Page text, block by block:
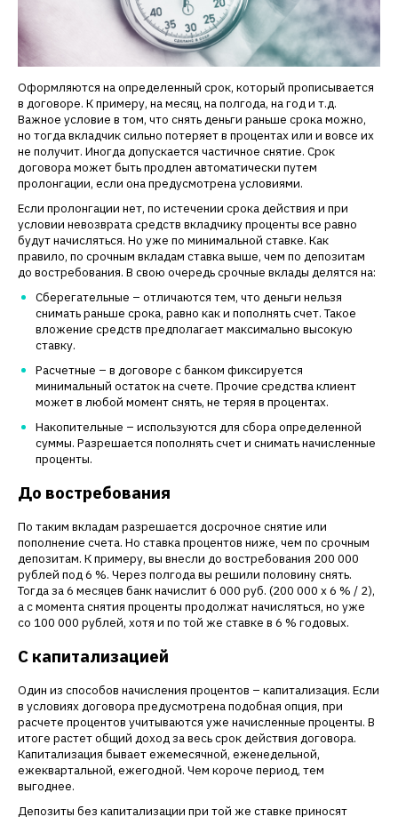
Оформляются на определенный срок, который прописывается
в договоре. К примеру, на месяц, на полгода, на год и т.д.
Важное условие в том, что снять деньги раньше срока можно,
но тогда вкладчик сильно потеряет в процентах или и вовсе их
не получит. Иногда допускается частичное снятие. Срок
договора может быть продлен автоматически путем
пролонгации, если она предусмотрена условиями.
Если пролонгации нет, по истечении срока действия и при
условии невозврата средств вкладчику проценты все равно
будут начисляться. Но уже по минимальной ставке. Как
правило, по срочным вкладам ставка выше, чем по депозитам
до востребования. В свою очередь срочные вклады делятся на:
Сберегательные – отличаются тем, что деньги нельзя
снимать раньше срока, равно как и пополнять счет. Такое
вложение средств предполагает максимально высокую
ставку.
Расчетные – в договоре с банком фиксируется
минимальный остаток на счете. Прочие средства клиент
может в любой момент снять, не теряя в процентах.
Накопительные – используются для сбора определенной
суммы. Разрешается пополнять счет и снимать начисленные
проценты.
До востребования
По таким вкладам разрешается досрочное снятие или
пополнение счета. Но ставка процентов ниже, чем по срочным
депозитам. К примеру, вы внесли до востребования 200 000
рублей под 6 %. Через полгода вы решили половину снять.
Тогда за 6 месяцев банк начислит 6 000 руб. (200 000 х 6 % / 2),
а с момента снятия проценты продолжат начисляться, но уже
со 100 000 рублей, хотя и по той же ставке в 6 % годовых.
С капитализацией
Один из способов начисления процентов – капитализация. Если
в условиях договора предусмотрена подобная опция, при
расчете процентов учитываются уже начисленные проценты. В
итоге растет общий доход за весь срок действия договора.
Капитализация бывает ежемесячной, еженедельной,
ежеквартальной, ежегодной. Чем короче период, тем
выгоднее.
Депозиты без капитализации при той же ставке приносят